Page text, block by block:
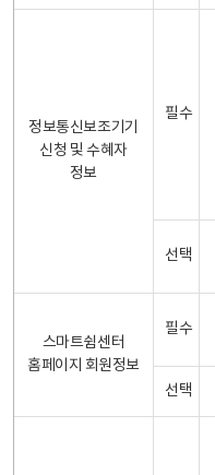
정보통신보조기기
신청 및 수혜자
정보
필수
선택
스마트쉼센터
홈페이지 회원정보
필수
선택